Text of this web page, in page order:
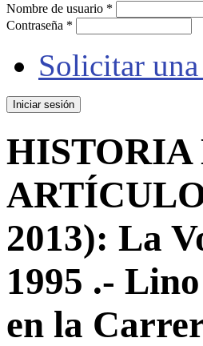
Nombre de usuario *
Contraseña *
Solicitar
HISTORIA
2013): La
1995 .-
en la